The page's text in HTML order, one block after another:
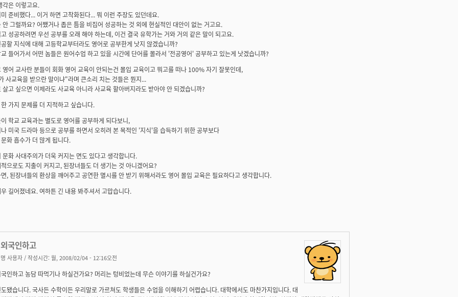
각은 이렇고요.
준비했다... 이거 하면 고착화된다... 뭐 이런 주장도 있던데요.
안 그럴까요? 어쨌거나 좁은 틈을 비집어 성공하는 것 외에 현실적인 대안이 없는 거고요.
성공하려면 우선 공부를 오래 해야 하는데, 이건 결국 유학가는 거와 거의 같은 말이 되고요.
할 지식에 대해 고등학교부터라도 영어로 공부한게 낫지 않겠습니까?
들어가서 어떤 놈들은 원어수업 하고 있을 시간에 단어를 몰라서 '전공영어' 공부하고 있는게 낫겠습니까?
영어 교사란 분들이 회화 영어 교육이 안되는건 몰입 교육이고 뭐고를 떠나 100% 자기 잘못인데,
사교육을 받으란 말이냐"라며 큰소리 치는 것들은 뭔지...
살고 싶으면 이제라도 사교육 아니라 사교육 할아버지라도 받아야 안 되겠습니까?
가지 문제를 더 지적하고 싶습니다.
학교 교육과는 별도로 영어를 공부하게 되다보니,
미국 드라마 등으로 공부를 하면서 오히려 본 목적인 '지식'을 습득하기 위한 공부보다
화 흡수가 더 많게 됩니다.
문화 사대주의가 더욱 커지는 면도 있다고 생각합니다.
으로도 지출이 커지고, 된장녀들도 더 생기는 것 아니겠어요?
, 된장녀들의 환상을 깨어주고 공연한 멸시를 안 받기 위해서라도 영어 몰입 교육은 필요하다고 생각합니다.
길어졌네요. 여하튼 긴 내용 봐주셔서 고맙습니다.
국인하고
사용자 / 작성시간: 월, 2008/02/04 - 12:16오전
인하고 농담 따먹기나 하실건가요? 머리는 텅비었는데 무슨 이야기를 하실건가요?
됐습니다. 국사든 수학이든 우리말로 가르쳐도 학생들은 수업을 이해하기 어렵습니다. 대학에서도 마찬가지입니다. 대